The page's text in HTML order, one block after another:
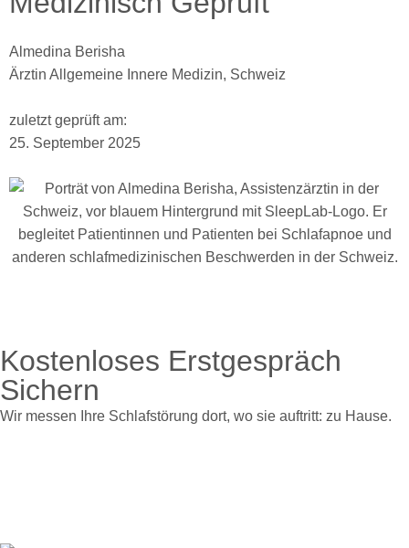
Almedina Berisha
Ärztin Allgemeine Innere Medizin, Schweiz
zuletzt geprüft am:
25. September 2025
Kostenloses Erstgespräch
Sichern
Wir messen Ihre Schlafstörung dort, wo sie auftritt: zu Hause.